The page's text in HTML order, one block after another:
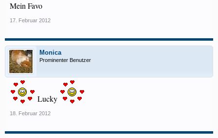
Mein Favo
17. Februar 2012
Monica
Prominenter Benutzer
Lucky
18. Februar 2012